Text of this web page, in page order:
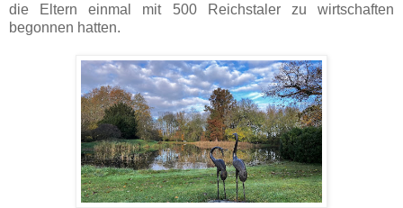
die Eltern einmal mit 500 Reichstaler zu wirtschaften
begonnen hatten.